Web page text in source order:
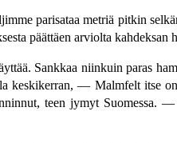
parisataa metriä pitkin
päättäen arviolta kahdeksan
Sankkaa niinkuin paras
keskikerran, — Malmfelt itse
teen jymyt Suomessa.